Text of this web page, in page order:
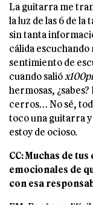
La guitarra me
la luz de las 6 de
sin tanta
cálida escuchando
sentimiento de
cuando salió
hermosas,
cerros… No sé,
toco una guitarra
estoy de ocioso.
CC: Muchas de
emocionales de
con esa